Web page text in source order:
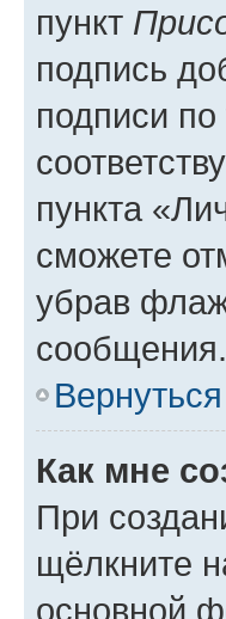
пункт
подпись
подписи
пункта
сможете
убрав
сообщения.
Как мне
При
щёлкните
основной